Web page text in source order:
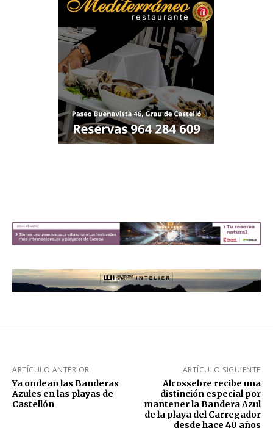
ARTÍCULO ANTERIOR
Ya ondean las Banderas
Azules en las playas de
Castellón
ARTÍCULO SIGUIENTE
Alcossebre recibe una
distinción especial por
mantener la Bandera Azul
de la playa del Carregador
desde hace 40 años